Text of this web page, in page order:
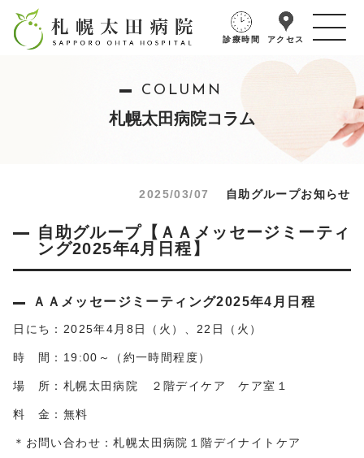
診療時間 アクセス
COLUMN
札幌太田病院コラム
2025/03/07 自助グループお知らせ
自助グループ【ＡＡメッセージミーティ
ング2025年4月日程】
ＡＡメッセージミーティング2025年4月日程
日にち：2025年4月8日（火）、22日（火）
時 間：19:00～（約一時間程度）
場 所：札幌太田病院 ２階デイケア ケア室１
料 金：無料
＊お問い合わせ：札幌太田病院１階デイナイトケア